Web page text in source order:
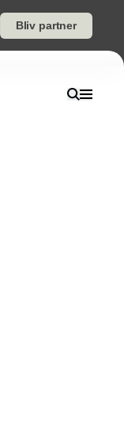
Bliv partner